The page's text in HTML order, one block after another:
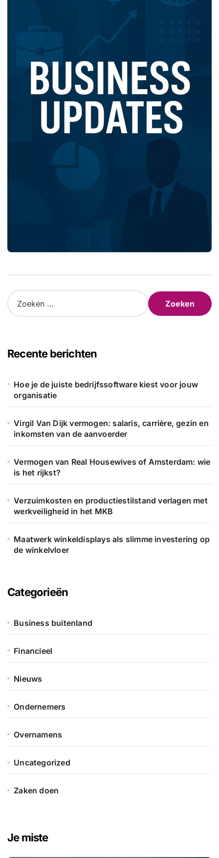
Z
o
n
n
a
Recente berichten
Hoe je de juiste bedrijfssoftware kiest voor jouw
organisatie
Virgil Van Dijk vermogen: salaris, carrière, gezin en
inkomsten van de aanvoerder
Vermogen van Real Housewives of Amsterdam: wie
is het rijkst?
Verzuimkosten en productiestilstand verlagen met
werkveiligheid in het MKB
Maatwerk winkeldisplays als slimme investering op
de winkelvloer
Categorieën
Business buitenland
Financieel
Nieuws
Ondernemers
Overnamens
Uncategorized
Zaken doen
Je miste